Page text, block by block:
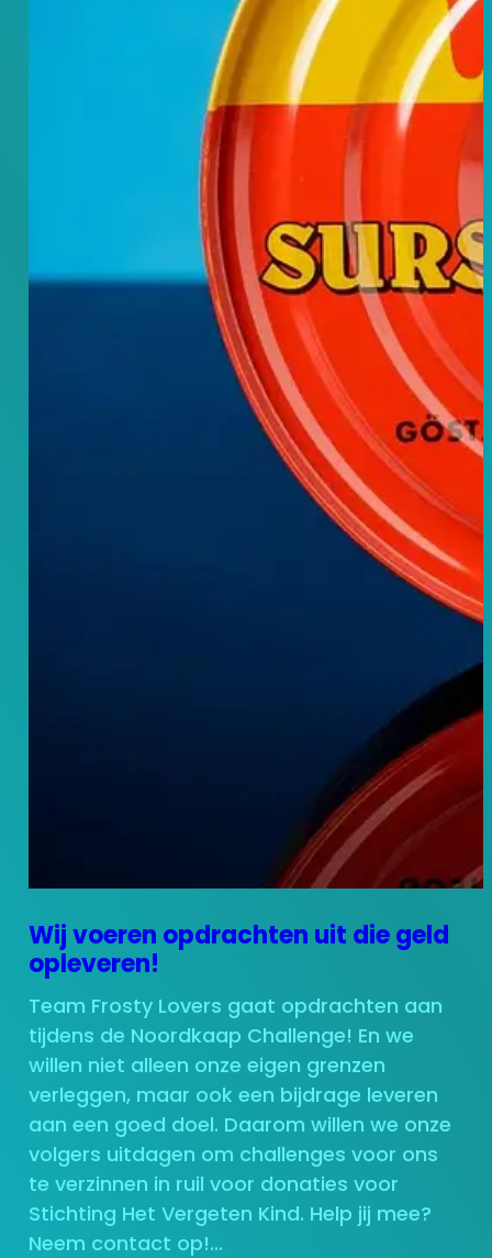
Wij voeren opdrachten uit die geld
opleveren!
Team Frosty Lovers gaat opdrachten aan
tijdens de Noordkaap Challenge! En we
willen niet alleen onze eigen grenzen
verleggen, maar ook een bijdrage leveren
aan een goed doel. Daarom willen we onze
volgers uitdagen om challenges voor ons
te verzinnen in ruil voor donaties voor
Stichting Het Vergeten Kind. Help jij mee?
Neem contact op!…